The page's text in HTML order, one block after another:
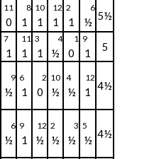
11
0
8
1
10
1
12
1
2
1
6
½ 5½
7
1
11
1
3
1
4
½
1
0
9
1 5
9
½
6
1
2
0
10
½
4
½
12
1 4½
6
½
9
1
12
½
2
½
3
½
5
½ 4½